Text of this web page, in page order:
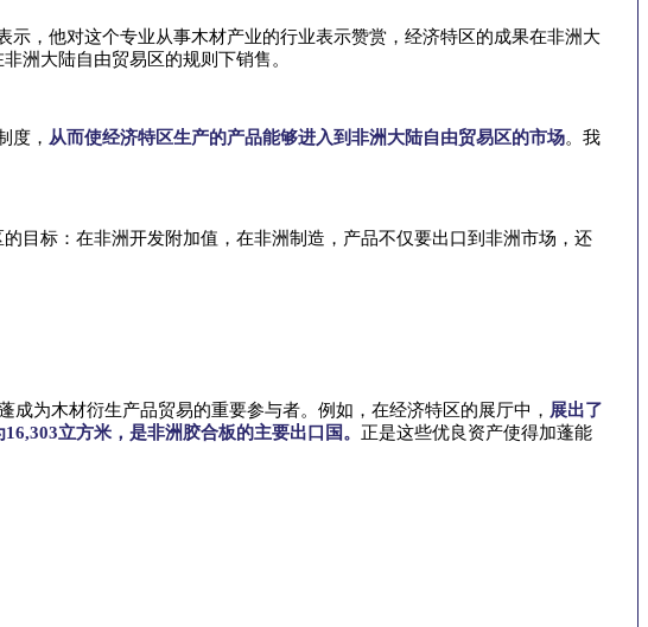
示，他对这个专业从事木材产业的行业表示赞赏，经济特区的成果在非洲大
洲大陆自由贸易区的规则下销售。
度， 从而使经济特区生产的产品能够进入到非洲大陆自由贸易区的市场。我
目标：在非洲开发附加值，在非洲制造，产品不仅要出口到非洲市场，还
为木材衍生产品贸易的重要参与者。例如，在经济特区的展厅中， 展出了
立方米，是非洲胶合板的主要出口国。 正是这些优良资产使得加蓬能